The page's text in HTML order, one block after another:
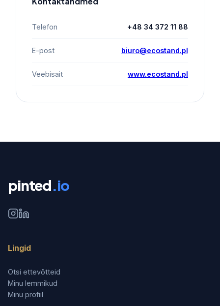
Telefon +48 34 372 11 88
E-post biuro@ecostand.pl
Veebisait www.ecostand.pl
pinted.io
Lingid
Otsi ettevõtteid
Minu lemmikud
Minu profiil